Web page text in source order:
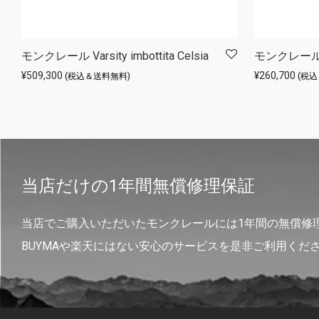
モンクレール Varsity imbottita Celsia
¥509,300 (税込＆送料無料)
モンクレー
¥260,700 (税
当店だけの1年間無償修理保証
当店でご購入いただいたモンクレールには1年間の無償修
BUYMAや楽天にはない安心のサービスを是非ご利用くだ